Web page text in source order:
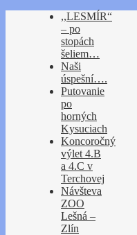
,,LESMÍR“
– po
stopách
šeliem…
Naši
úspešní….
Putovanie
po
horných
Kysuciach
Koncoročný
výlet 4.B
a 4.C v
Terchovej
Návšteva
ZOO
Lešná –
Zlín